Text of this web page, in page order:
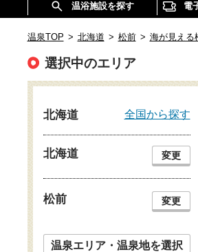
温浴施設を探す 電
温泉TOP > 北海道 > 松前 > 海が見える
選択中のエリア
北海道 全国から探す
北海道 変更
松前 変更
温泉エリア・温泉地を選択